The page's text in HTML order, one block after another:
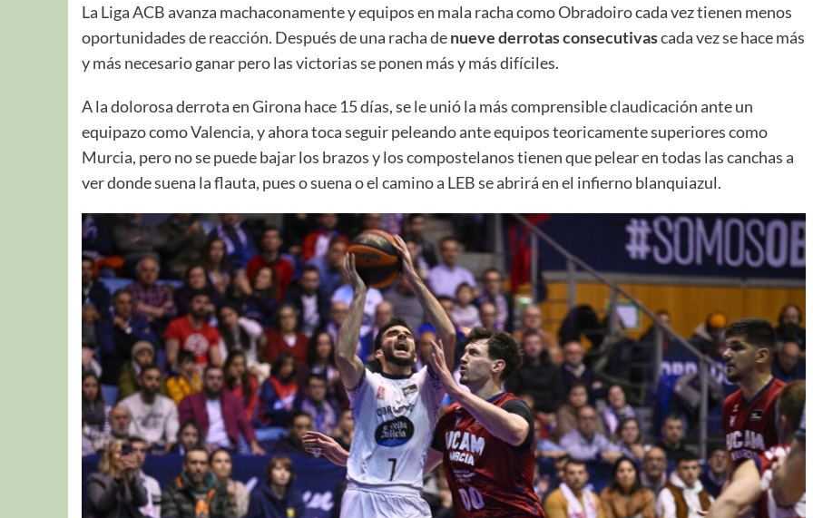
La Liga ACB avanza machaconamente y equipos en mala racha como Obradoiro cada vez tienen menos
oportunidades de reacción. Después de una racha denueve derrotas consecutivascada vez se hace más
y más necesario ganar pero las victorias se ponen más y más difíciles.
A la dolorosa derrota en Girona hace 15 días, se le unió la más comprensible claudicación ante un
equipazo como Valencia, y ahora toca seguir peleando ante equipos teoricamente superiores como
Murcia, pero no se puede bajar los brazos y los compostelanos tienen que pelear en todas las canchas a
ver donde suena la flauta, pues o suena o el camino a LEB se abrirá en el infierno blanquiazul.
sus cambios. Cambio que...